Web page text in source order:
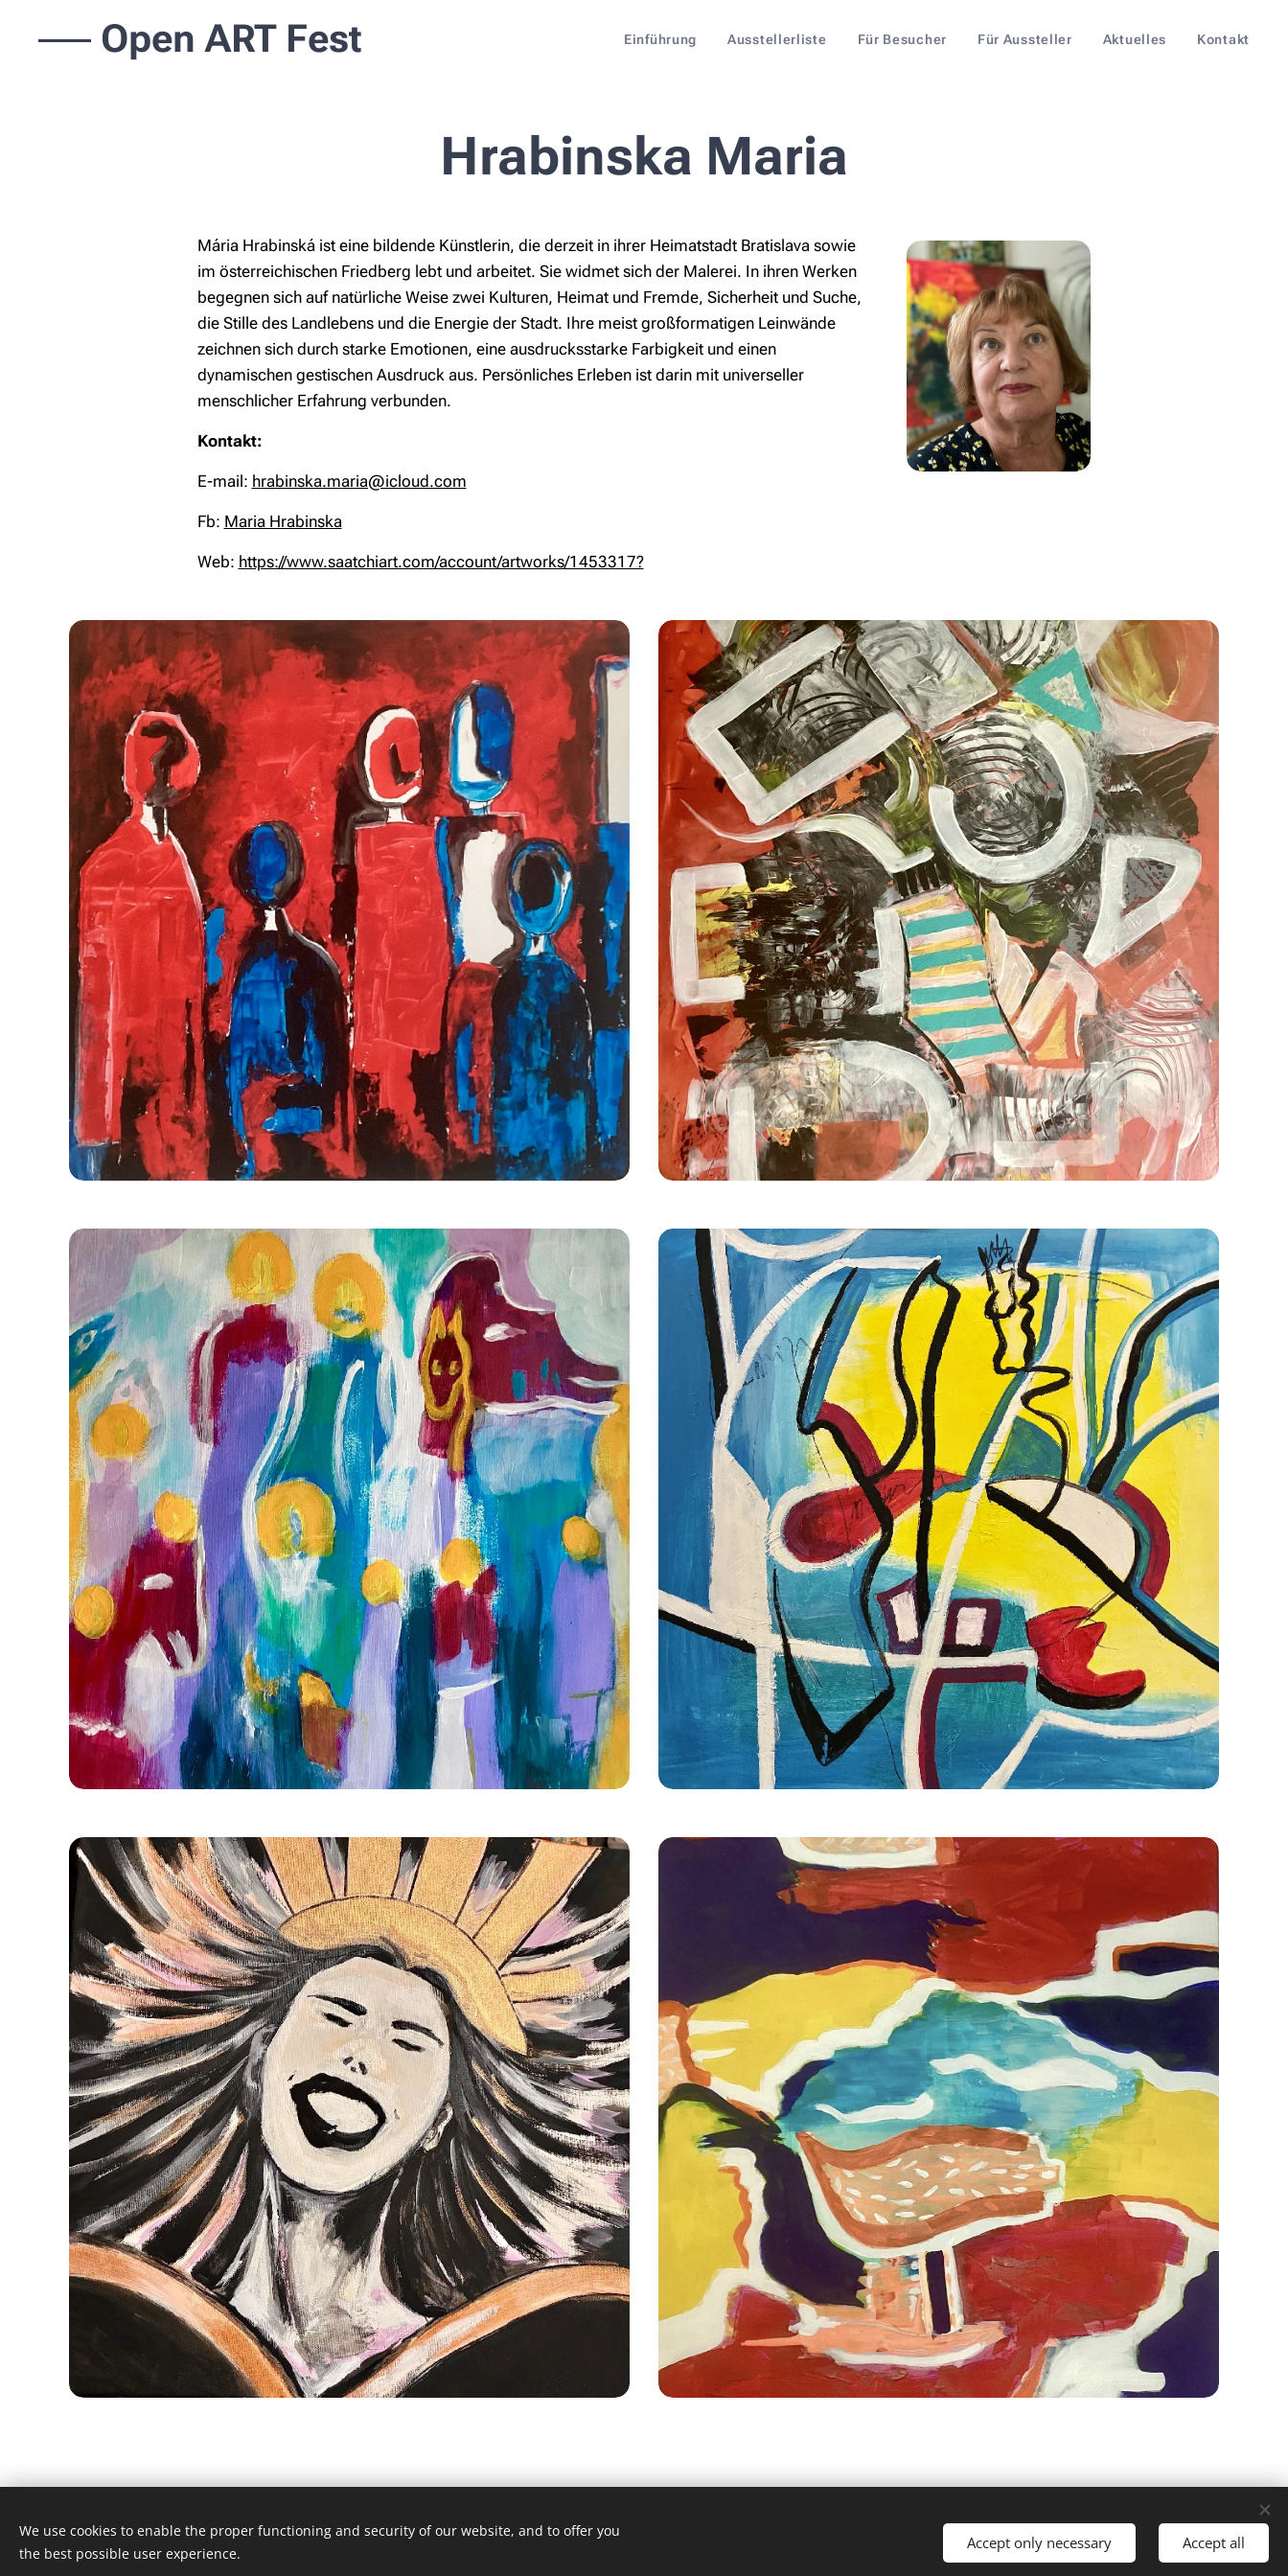
Open ART Fest Einführung Ausstellerliste Für Besucher Für Aussteller Aktuelles Kontakt
Hrabinska Maria
Mária Hrabinská ist eine bildende Künstlerin, die derzeit in ihrer Heimatstadt Bratislava sowie
im österreichischen Friedberg lebt und arbeitet. Sie widmet sich der Malerei. In ihren Werken
begegnen sich auf natürliche Weise zwei Kulturen, Heimat und Fremde, Sicherheit und Suche,
die Stille des Landlebens und die Energie der Stadt. Ihre meist großformatigen Leinwände
zeichnen sich durch starke Emotionen, eine ausdrucksstarke Farbigkeit und einen
dynamischen gestischen Ausdruck aus. Persönliches Erleben ist darin mit universeller
menschlicher Erfahrung verbunden.
Kontakt:
E-mail: hrabinska.maria@icloud.com
Fb: Maria Hrabinska
Web: https://www.saatchiart.com/account/artworks/1453317?
© 1996–2025 Maurice Records GmbH
We use cookies to enable the proper functioning and security of our website, and to offer you
the best possible user experience.
Accept only necessary Accept all